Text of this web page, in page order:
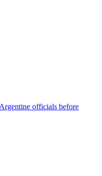
officials before